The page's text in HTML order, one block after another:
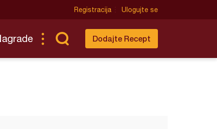
Registracija Ulogujte se
Dodajte Recept